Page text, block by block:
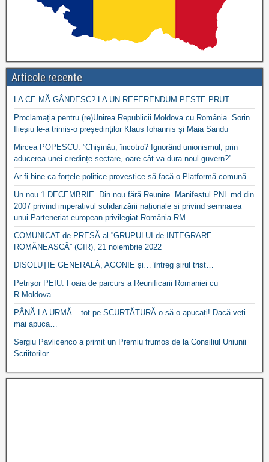
Articole recente
LA CE MĂ GÂNDESC? LA UN REFERENDUM PESTE PRUT…
Proclamația pentru (re)Unirea Republicii Moldova cu România. Sorin
Ilieșiu le-a trimis-o președinților Klaus Iohannis și Maia Sandu
Mircea POPESCU: ”Chișinău, încotro? Ignorând unionismul, prin
aducerea unei credințe sectare, oare cât va dura noul guvern?”
Ar fi bine ca forțele politice provestice să facă o Platformă comună
Un nou 1 DECEMBRIE. Din nou fără Reunire. Manifestul PNL.md din
2007 privind imperativul solidarizării naționale si privind semnarea
unui Parteneriat european privilegiat România-RM
COMUNICAT de PRESĂ al ”GRUPULUI de INTEGRARE
ROMÂNEASCĂ” (GIR), 21 noiembrie 2022
DISOLUȚIE GENERALĂ, AGONIE și… întreg șirul trist…
Petrișor PEIU: Foaia de parcurs a Reunificarii Romaniei cu
R.Moldova
PÂNĂ LA URMĂ – tot pe SCURTĂTURĂ o să o apucați! Dacă veți
mai apuca…
Sergiu Pavlicenco a primit un Premiu frumos de la Consiliul Uniunii
Scriitorilor